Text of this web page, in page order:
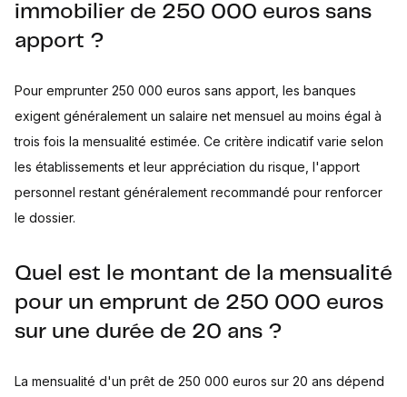
immobilier de 250 000 euros sans
apport ?
Pour emprunter 250 000 euros sans apport, les banques
exigent généralement un salaire net mensuel au moins égal à
trois fois la mensualité estimée. Ce critère indicatif varie selon
les établissements et leur appréciation du risque, l'apport
personnel restant généralement recommandé pour renforcer
le dossier.
Quel est le montant de la mensualité
pour un emprunt de 250 000 euros
sur une durée de 20 ans ?
La mensualité d'un prêt de 250 000 euros sur 20 ans dépend